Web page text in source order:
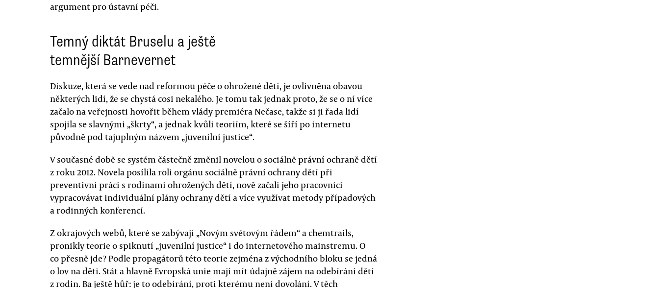
argument pro ústavní péči.
Temný diktát Bruselu a ještě
temnější Barnevernet
Diskuze, která se vede nad reformou péče o ohrožené děti, je ovlivněna obavou
některých lidí, že se chystá cosi nekalého. Je tomu tak jednak proto, že se o ní více
začalo na veřejnosti hovořit během vlády premiéra Nečase, takže si ji řada lidí
spojila se slavnými „škrty“, a jednak kvůli teoriím, které se šíří po internetu
původně pod tajuplným názvem „juvenilní justice“.
V současné době se systém částečně změnil novelou o sociálně právní ochraně dětí
z roku 2012. Novela posílila roli orgánu sociálně právní ochrany dětí při
preventivní práci s rodinami ohrožených dětí, nově začali jeho pracovníci
vypracovávat individuální plány ochrany dětí a více využívat metody případových
a rodinných konferencí.
Z okrajových webů, které se zabývají „Novým světovým řádem“ a chemtrails,
pronikly teorie o spiknutí „juvenilní justice“ i do internetového mainstremu. O
co přesně jde? Podle propagátorů této teorie zejména z východního bloku se jedná
o lov na děti. Stát a hlavně Evropská unie mají mít údajně zájem na odebírání dětí
z rodin. Ba ještě hůř: je to odebírání, proti kterému není dovolání. V těch